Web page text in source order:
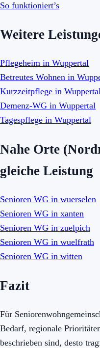
So funktioniert’s
Weitere
Pflegeheim in Wuppertal
Betreutes Wohnen in
Kurzzeitpflege in
Demenz-WG in Wuppertal
Tagespflege in Wuppertal
Nahe Orte
gleiche Leistung
Senioren WG in wuerselen
Senioren WG in xanten
Senioren WG in zuelpich
Senioren WG in wuelfrath
Senioren WG in witten
Fazit
Für
Bedarf, regionale
beschrieben sind, desto